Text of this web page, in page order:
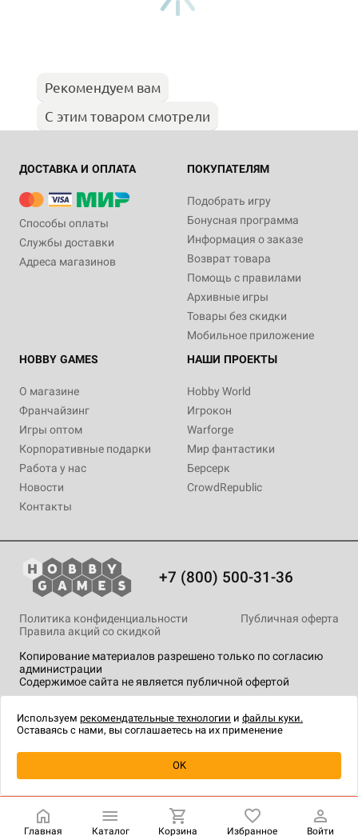
Уведомить о наличии
Рекомендуем вам
С этим товаром смотрели
ДОСТАВКА И ОПЛАТА
Способы оплаты
Службы доставки
Адреса магазинов
ПОКУПАТЕЛЯМ
Подобрать игру
Бонусная программа
Информация о заказе
Возврат товара
Помощь с правилами
Архивные игры
Товары без скидки
Мобильное приложение
HOBBY GAMES
О магазине
Франчайзинг
Игры оптом
Корпоративные подарки
Работа у нас
Новости
Контакты
НАШИ ПРОЕКТЫ
Hobby World
Игрокон
Warforge
Мир фантастики
Берсерк
CrowdRepublic
+7 (800) 500-31-36
Копирование материалов разрешено только по согласию
администрации
Содержимое сайта не является публичной офертой
Политика конфиденциальности
Публичная оферта
Правила акций со скидкой
технологии.
Главная Каталог Корзина Избранное Войти
Используем рекомендательные технологии и файлы куки.
Оставаясь с нами, вы соглашаетесь на их применение
OK